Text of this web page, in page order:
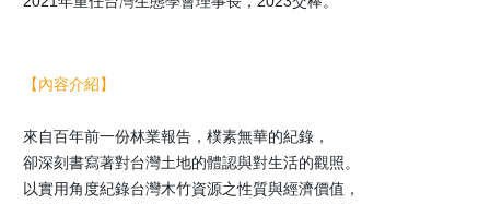
【內容介紹】
來自百年前一份林業報告，樸素無華的紀錄，
卻深刻書寫著對台灣土地的體認與對生活的觀照。
以實用角度紀錄台灣木竹資源之性質與經濟價值，